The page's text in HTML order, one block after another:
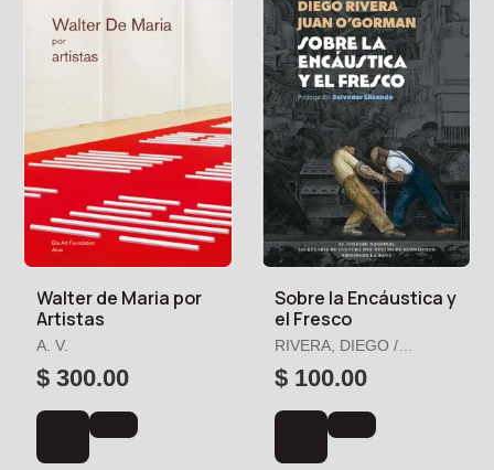
Walter de Maria por
Artistas
A. V.
$ 300.00
Sobre la Encáustica y
el Fresco
RIVERA, DIEGO /
O'GORMAN, JUAN
$ 100.00